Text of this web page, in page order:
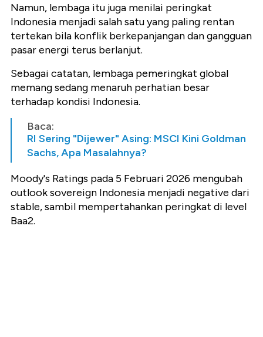
Namun, lembaga itu juga menilai peringkat
Indonesia menjadi salah satu yang paling rentan
tertekan bila konflik berkepanjangan dan gangguan
pasar energi terus berlanjut.
Sebagai catatan, lembaga pemeringkat global
memang sedang menaruh perhatian besar
terhadap kondisi Indonesia.
Baca:
RI Sering "Dijewer" Asing: MSCI Kini Goldman
Sachs, Apa Masalahnya?
Moody's Ratings pada 5 Februari 2026 mengubah
outlook sovereign Indonesia menjadi negative dari
stable, sambil mempertahankan peringkat di level
Baa2.